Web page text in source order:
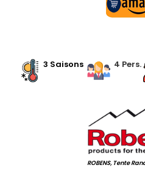
3 Saisons. 4 Pers.
ROBENS, Tente